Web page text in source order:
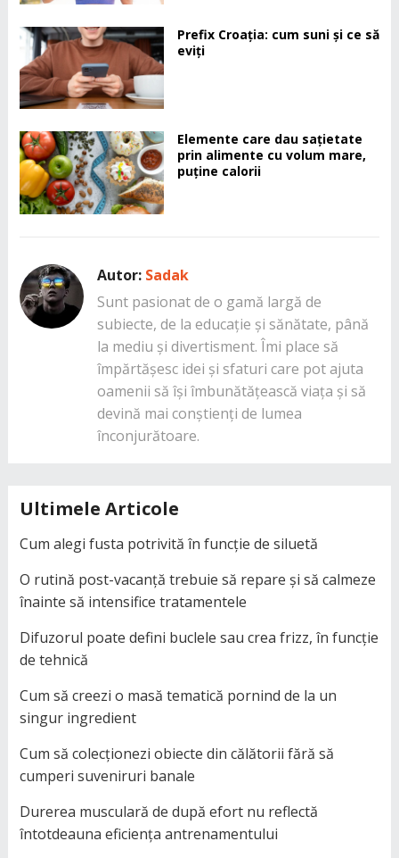
Prefix Croația: cum suni și ce să
eviți
Elemente care dau sațietate
prin alimente cu volum mare,
puține calorii
Autor: Sadak
Sunt pasionat de o gamă largă de
subiecte, de la educație și sănătate, până
la mediu și divertisment. Îmi place să
împărtășesc idei și sfaturi care pot ajuta
oamenii să își îmbunătățească viața și să
devină mai conștienți de lumea
înconjurătoare.
Ultimele Articole
Cum alegi fusta potrivită în funcție de siluetă
O rutină post-vacanță trebuie să repare și să calmeze
înainte să intensifice tratamentele
Difuzorul poate defini buclele sau crea frizz, în funcție
de tehnică
Cum să creezi o masă tematică pornind de la un
singur ingredient
Cum să colecționezi obiecte din călătorii fără să
cumperi suveniruri banale
Durerea musculară de după efort nu reflectă
întotdeauna eficiența antrenamentului